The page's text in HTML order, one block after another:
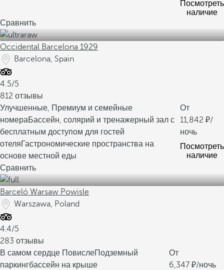
Посмотреть
наличие
Сравнить
Occidental Barcelona 1929
Barcelona, Spain
4.5/5
812 отзывы
Улучшенные, Премиум и семейные
номераБассейн, солярий и тренажерный зал с
бесплатным доступом для гостей
отеляГастрономические пространства на
основе местной еды
От
11,842
/
ночь
Посмотреть
наличие
Сравнить
Barceló Warsaw Powisle
Warszawa, Poland
4.4/5
283 отзывы
В самом сердце ПовислеПодземный
паркингбассейн на крыше
От
6,347
/ночь